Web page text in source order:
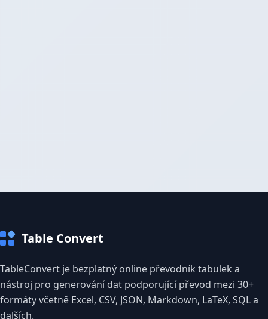
Table Convert
TableConvert je bezplatný online převodník tabulek a
nástroj pro generování dat podporující převod mezi 30+
formáty včetně Excel, CSV, JSON, Markdown, LaTeX, SQL a
dalších.